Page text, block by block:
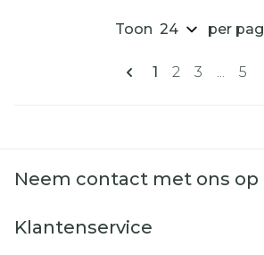
Pagina's
U lees
1 Pagina
2 Pagina
3 ... 5
Toon per
Neem contact met ons op
Klantenservice